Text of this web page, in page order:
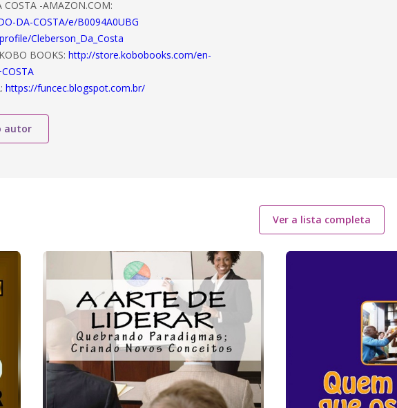
COSTA -AMAZON.COM:
DA-COSTA/e/B0094A0UBG
Cleberson_Da_Costa
BOOKS:http://store.kobobooks.com/en-
https://funcec.blogspot.com.br/
autor
Ver a lista completa